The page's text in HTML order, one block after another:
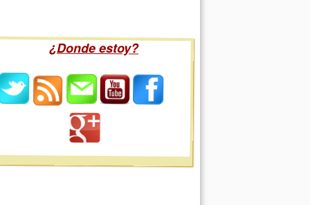
¿Donde estoy?